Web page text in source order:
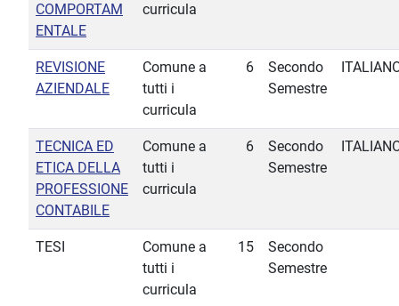
COMPORTAM
ENTALE
curricula
REVISIONE
AZIENDALE
Comune a
tutti i
curricula
6
Secondo
Semestre
TECNICA ED
ETICA DELLA
PROFESSIONE
CONTABILE
Comune a
tutti i
curricula
6
Secondo
Semestre
TESI
Comune a
tutti i
curricula
15
Secondo
Semestre